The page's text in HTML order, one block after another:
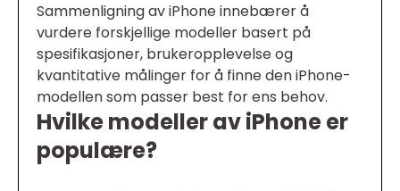
Sammenligning av iPhone innebærer å
vurdere forskjellige modeller basert på
spesifikasjoner, brukeropplevelse og
kvantitative målinger for å finne den iPhone-
modellen som passer best for ens behov.
Hvilke modeller av iPhone er
populære?